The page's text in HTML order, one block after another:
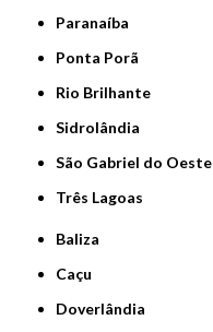
Paranaíba
Ponta Porã
Rio Brilhante
Sidrolândia
São Gabriel do Oeste
Três Lagoas
Baliza
Caçu
Doverlândia